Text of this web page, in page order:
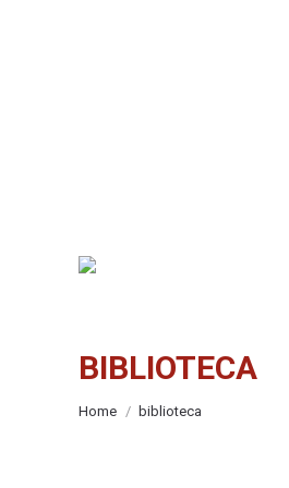
BIBLIOTECA
You are here:
Home biblioteca